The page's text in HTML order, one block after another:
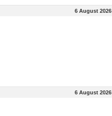
6 August 2026
6 August 2026